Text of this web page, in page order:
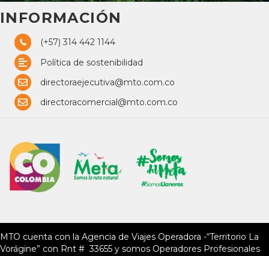
INFORMACIÓN
(+57) 314 442 1144
Política de sostenibilidad
directoraejecutiva@mto.com.co
directoracomercial@mto.com.co
MTO cuenta con la Agencia de Viajes Operadora -“Territorio La
Vorágine” con Rnt # 33655 y somos Operadores Profesionales